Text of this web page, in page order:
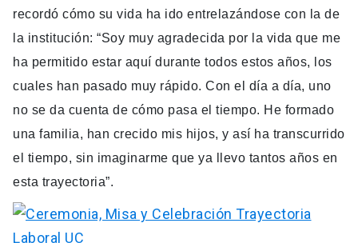
recordó cómo su vida ha ido entrelazándose con la de
la institución: “Soy muy agradecida por la vida que me
ha permitido estar aquí durante todos estos años, los
cuales han pasado muy rápido. Con el día a día, uno
no se da cuenta de cómo pasa el tiempo. He formado
una familia, han crecido mis hijos, y así ha transcurrido
el tiempo, sin imaginarme que ya llevo tantos años en
esta trayectoria”.